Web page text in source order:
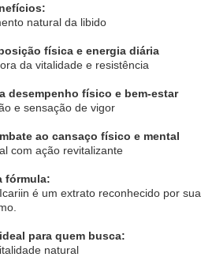
natural da libido
física e energia diária
da vitalidade e resistência
desempenho físico e bem-estar
e sensação de vigor
ao cansaço físico e mental
com ação revitalizante
fórmula:
é um extrato reconhecido por
para quem busca:
natural